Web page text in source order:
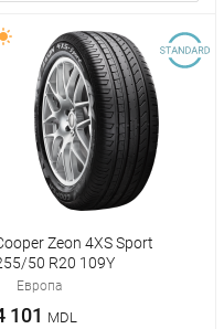
Zeon 4XS Sport
50 R20 109Y
Европа
101 MDL